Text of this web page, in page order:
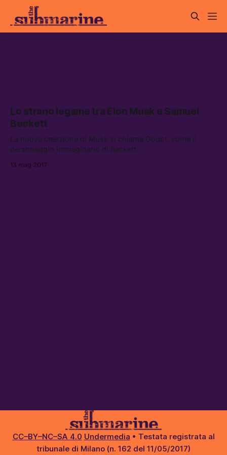
Lo strano legame tra Elon Musk e Samuel
Beckett
La nuova creazione di Musk si chiama Godot, come il
personaggio immaginario di Beckett.
13 mag 2017
CC–BY–NC–SA 4.0 Undermedia • Testata registrata al
tribunale di Milano (n. 162 del 11/05/2017)